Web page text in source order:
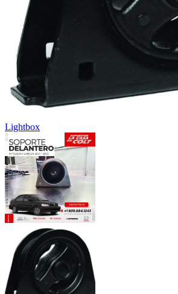
Lightbox